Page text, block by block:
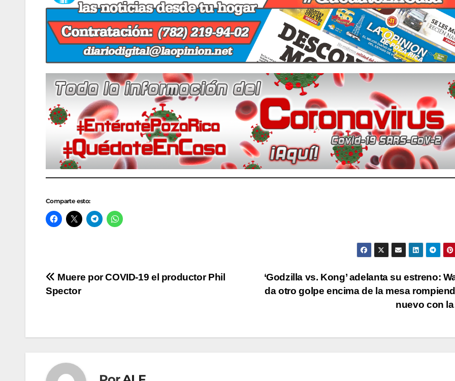
Comparte esto:
Navegación
de
‘Godzilla vs. Kong’ adelanta su estreno:
da otro golpe encima de la mesa
nuevo con
Muere por COVID-19 el productor Phil
Spector